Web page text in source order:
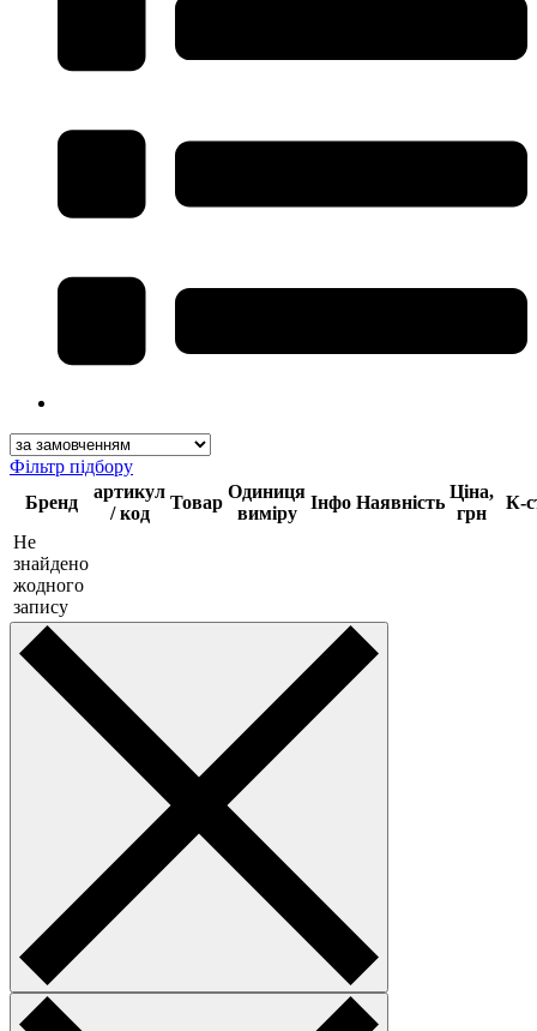
Фільтр підбору
Бренд
артикул
/ код
Товар
Одиниця
виміру
Інфо Наявність
Ціна,
грн
К-
Не
знайдено
жодного
запису